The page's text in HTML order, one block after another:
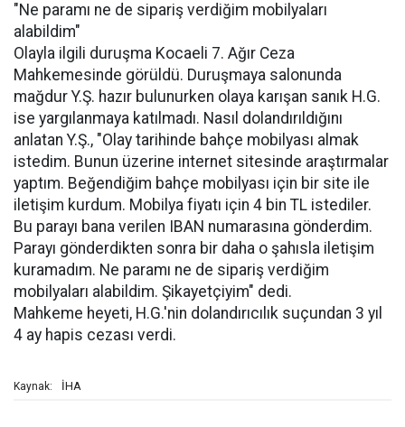
"Ne paramı ne de sipariş verdiğim mobilyaları
alabildim"
Olayla ilgili duruşma Kocaeli 7. Ağır Ceza
Mahkemesinde görüldü. Duruşmaya salonunda
mağdur Y.Ş. hazır bulunurken olaya karışan sanık H.G.
ise yargılanmaya katılmadı. Nasıl dolandırıldığını
anlatan Y.Ş., "Olay tarihinde bahçe mobilyası almak
istedim. Bunun üzerine internet sitesinde araştırmalar
yaptım. Beğendiğim bahçe mobilyası için bir site ile
iletişim kurdum. Mobilya fiyatı için 4 bin TL istediler.
Bu parayı bana verilen IBAN numarasına gönderdim.
Parayı gönderdikten sonra bir daha o şahısla iletişim
kuramadım. Ne paramı ne de sipariş verdiğim
mobilyaları alabildim. Şikayetçiyim" dedi.
Mahkeme heyeti, H.G.'nin dolandırıcılık suçundan 3 yıl
4 ay hapis cezası verdi.
Kaynak: İHA